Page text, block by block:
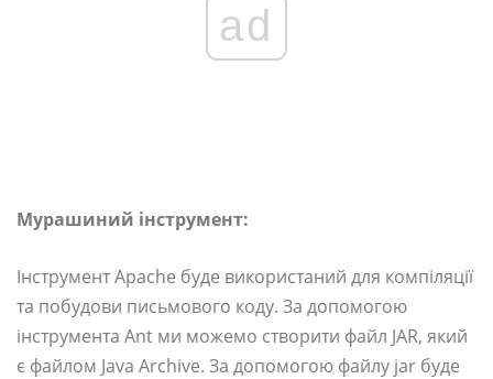
ad
Мурашиний інструмент:
Інструмент Apache буде використаний для компіляції
та побудови письмового коду. За допомогою
інструмента Ant ми можемо створити файл JAR, який
є файлом Java Archive. За допомогою файлу jar буде